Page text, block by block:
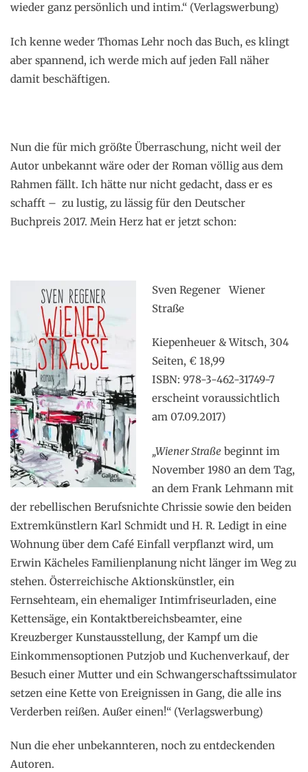
wieder ganz persönlich und intim.“ (Verlagswerbung)
Ich kenne weder Thomas Lehr noch das Buch, es klingt
aber spannend, ich werde mich auf jeden Fall näher
damit beschäftigen.
Nun die für mich größte Überraschung, nicht weil der
Autor unbekannt wäre oder der Roman völlig aus dem
Rahmen fällt. Ich hätte nur nicht gedacht, dass er es
schafft – zu lustig, zu lässig für den Deutscher
Buchpreis 2017. Mein Herz hat er jetzt schon:
Sven Regener Wiener
Straße
Kiepenheuer & Witsch, 304
Seiten, € 18,99
ISBN: 978-3-462-31749-7
erscheint voraussichtlich
am 07.09.2017)
„Wiener Straße beginnt im
November 1980 an dem Tag,
an dem Frank Lehmann mit
der rebellischen Berufsnichte Chrissie sowie den beiden
Extremkünstlern Karl Schmidt und H. R. Ledigt in eine
Wohnung über dem Café Einfall verpflanzt wird, um
Erwin Kächeles Familienplanung nicht länger im Weg zu
stehen. Österreichische Aktionskünstler, ein
Fernsehteam, ein ehemaliger Intimfriseurladen, eine
Kettensäge, ein Kontaktbereichsbeamter, eine
Kreuzberger Kunstausstellung, der Kampf um die
Einkommensoptionen Putzjob und Kuchenverkauf, der
Besuch einer Mutter und ein Schwangerschaftssimulator
setzen eine Kette von Ereignissen in Gang, die alle ins
Verderben reißen. Außer einen!“ (Verlagswerbung)
Nun die eher unbekannteren, noch zu entdeckenden
Autoren.